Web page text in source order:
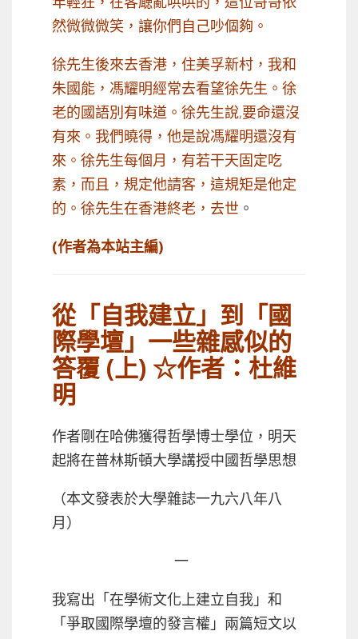
然微微微笑，讓你們自己吵個夠。
徐先生後來去香港，住美孚新村，我和
朱國能，馮耀明經常去看望徐先生。徐
老的國語別有味道。徐先生說,要命還沒
有來。我們曉得，他是說馮耀明還沒有
來。徐先生每個月，有若干天固定吃
素，而且，規定他請客，這規矩是他定
的。徐先生在香港終老，去世 。
(作者為本站主編)
從「自我建立」到「國
際學壇」一些雜感似的
答覆 (上) ☆作者：杜維
明
作者剛在哈佛獲得哲學博士學位，明天
起將在普林斯頓大學講授中國哲學思想
（本文發表於大學雜誌一九六八年八
月）
一
我寫出「在學術文化上建立自我」和
「爭取國際學壇的發言權」兩篇短文以